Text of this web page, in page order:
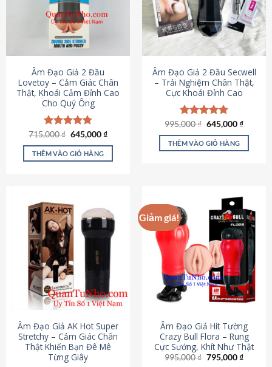
Âm Đạo Giả 2 Đầu
Lovetoy – Cảm Giác Chân
Thật, Khoái Cảm Đỉnh Cao
Cho Quý Ông
Được xếp
hạng4.79
5 sao
715,000₫ Giá
là:
715,000 ₫.
645,000₫Giá
tại
THÊM VÀO GIỎ HÀNG
Âm Đạo Giả 2 Đầu Secwell
– Trải Nghiệm Chân Thật,
Cực Khoái Đỉnh Cao
Được xếp
hạng4.88
5 sao
995,000₫ Giá
là:
995,000 ₫.
645,000₫Giá
tại
THÊM VÀO GIỎ HÀNG
Âm Đạo Giả AK Hot Super
Stretchy – Cảm Giác Chân
Thật Khiến Bạn Đê Mê
Từng Giây
Giảm giá!
Âm Đạo Giả Hít Tường
Crazy Bull Flora – Rung
Cực Sướng, Khít Như Thật
995,000₫ Giá
795,000₫Giá